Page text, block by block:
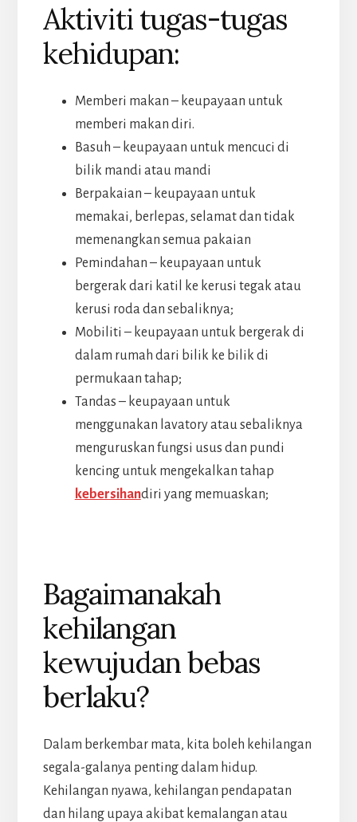
Aktiviti tugas-tugas
kehidupan:
Memberi makan – keupayaan untuk
memberi makan diri.
Basuh – keupayaan untuk mencuci di
bilik mandi atau mandi
Berpakaian – keupayaan untuk
memakai, berlepas, selamat dan tidak
memenangkan semua pakaian
Pemindahan – keupayaan untuk
bergerak dari katil ke kerusi tegak atau
kerusi roda dan sebaliknya;
Mobiliti – keupayaan untuk bergerak di
dalam rumah dari bilik ke bilik di
permukaan tahap;
Tandas – keupayaan untuk
menggunakan lavatory atau sebaliknya
menguruskan fungsi usus dan pundi
kencing untuk mengekalkan tahap
kebersihandiri yang memuaskan;
Bagaimanakah
kehilangan
kewujudan bebas
berlaku?
Dalam berkembar mata, kita boleh kehilangan
segala-galanya penting dalam hidup.
Kehilangan nyawa, kehilangan pendapatan
dan hilang upaya akibat kemalangan atau